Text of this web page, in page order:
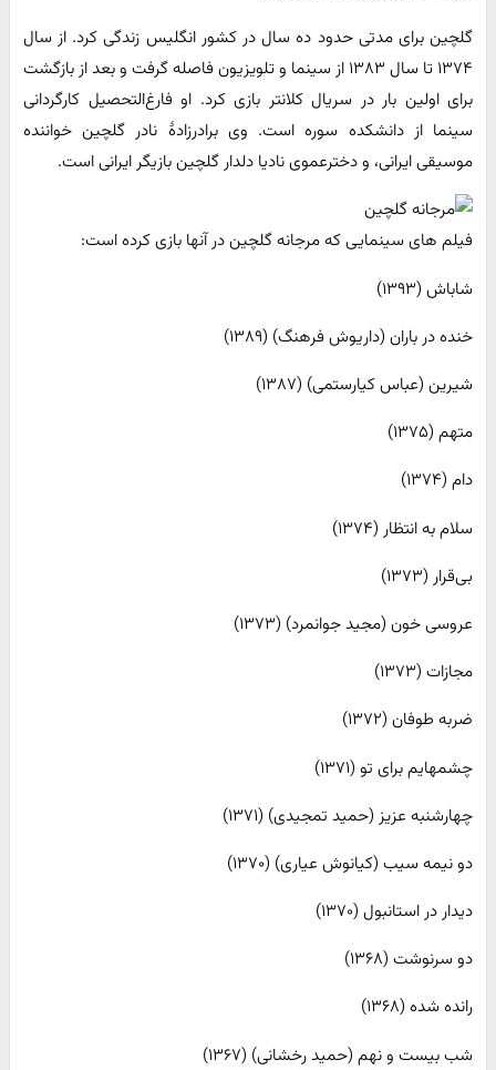
گلچین برای مدتی حدود ده سال در کشور انگلیس زندگی کرد. از سال
۱۳۷۴ تا سال ۱۳۸۳ از سینما و تلویزیون فاصله گرفت و بعد از بازگشت
برای اولین بار در سریال کلانتر بازی کرد. او فارغ‌التحصیل کارگردانی
سینما از دانشکده سوره است. وی برادرزادهٔ نادر گلچین خواننده
موسیقی ایرانی، و دخترعموی نادیا دلدار گلچین بازیگر ایرانی است.
فیلم های سینمایی که مرجانه گلچین در آنها بازی کرده است:
شاباش (۱۳۹۳)
خنده در باران (داریوش فرهنگ) (۱۳۸۹)
شیرین (عباس کیارستمی) (۱۳۸۷)
متهم (۱۳۷۵)
دام (۱۳۷۴)
سلام به انتظار (۱۳۷۴)
بی‌قرار (۱۳۷۳)
عروسی خون (مجید جوانمرد) (۱۳۷۳)
مجازات (۱۳۷۳)
ضربه طوفان (۱۳۷۲)
چشمهایم برای تو (۱۳۷۱)
چهارشنبه عزیز (حمید تمجیدی) (۱۳۷۱)
دو نیمه سیب (کیانوش عیاری) (۱۳۷۰)
دیدار در استانبول (۱۳۷۰)
دو سرنوشت (۱۳۶۸)
رانده شده (۱۳۶۸)
شب بیست و نهم (حمید رخشانی) (۱۳۶۷)